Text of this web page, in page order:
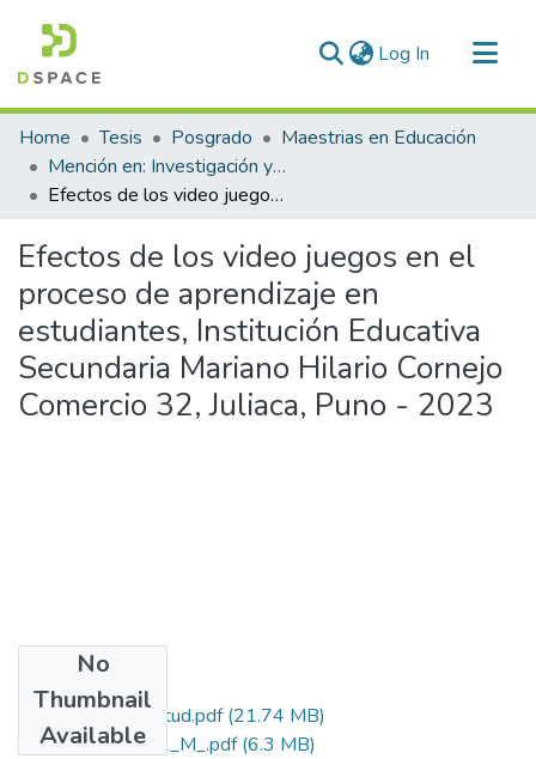
Log In (current)
Communities & Collections
All of DSpace
Statistics
Home Tesis Posgrado
Maestrias en Educación
Mención en: Investigación y Docencia en Educación Superior
Efectos de los video juegos en el proceso de aprendizaje en estudiantes, Institución Educativa Secundaria Mariano Hilario Cornejo Comercio 32, Juliaca, Puno - 2023
Efectos de los video juegos en el
proceso de aprendizaje en
estudiantes, Institución Educativa
Secundaria Mariano Hilario Cornejo
Comercio 32, Juliaca, Puno - 2023
No
Thumbnail
Available
Grado de Similitud.pdf(21.74 MB)
T036_42713862_M_.pdf(6.3 MB)